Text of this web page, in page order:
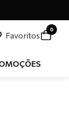
Favoritos
0